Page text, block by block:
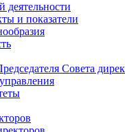
деятельности
и показатели
Совета